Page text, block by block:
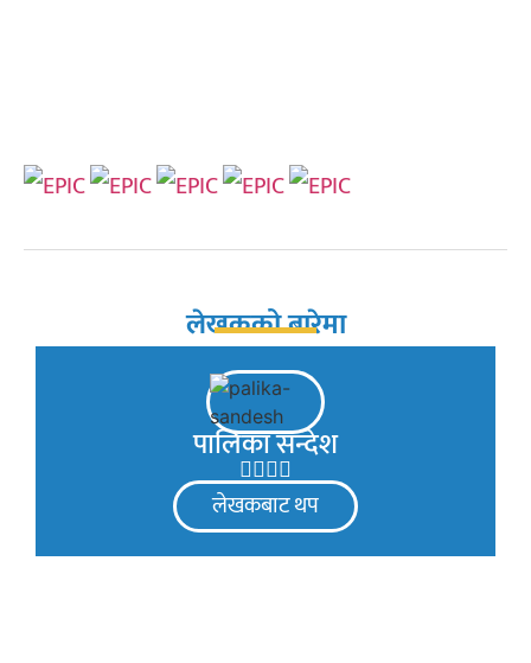
लेखकको बारेमा
पालिका सन्देश
लेखकबाट थप